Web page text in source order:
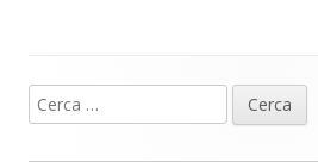
Barra
Ricerca
per: